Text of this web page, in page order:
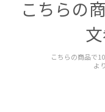
こちらの
こちらの商品で
よ